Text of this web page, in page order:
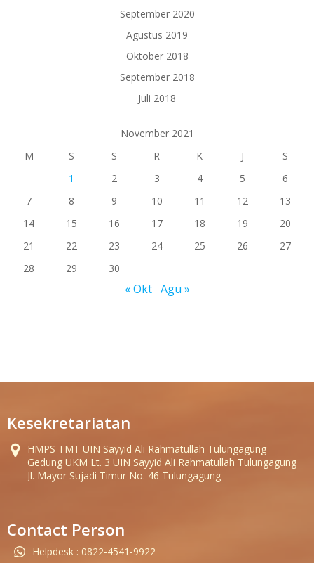
September 2020
Agustus 2019
Oktober 2018
September 2018
Juli 2018
November 2021
M
S S R K J
S
1
2 3 4 5
6
7
8 9 10 11 12
13
14
15 16 17 18 19
20
21
22 23 24 25 26
27
28
29 30
« Okt Agu »
Kesekretariatan
HMPS TMT UIN Sayyid Ali Rahmatullah Tulungagung
Gedung UKM Lt. 3 UIN Sayyid Ali Rahmatullah Tulungagung
Jl. Mayor Sujadi Timur No. 46 Tulungagung
Contact Person
Helpdesk : 0822-4541-9922